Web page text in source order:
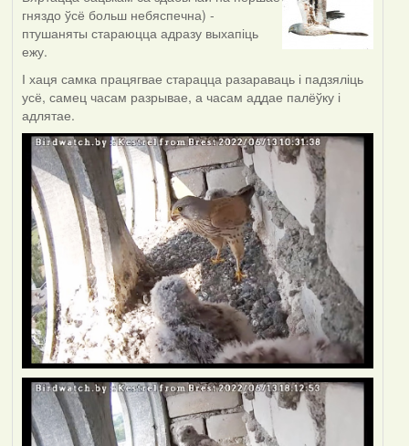
гняздо ўсё больш небяспечна) -
птушаняты стараюцца адразу выхапіць
ежу.
І хаця самка працягвае старацца разараваць і падзяліць
усё, самец часам разрывае, а часам аддае палёўку і
адлятае.